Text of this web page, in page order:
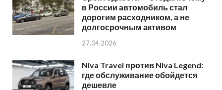
в России автомобиль стал
дорогим расходником, а не
долгосрочным активом
27.04.2026
Niva Travel против Niva Legend:
где обслуживание обойдется
дешевле